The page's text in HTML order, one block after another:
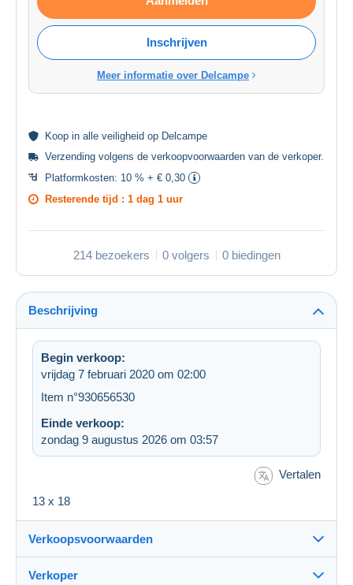
Inschrijven
Meer informatie over Delcampe
Koop in alle veiligheid op Delcampe
Verzending volgens de verkoopvoorwaarden van de verkoper.
Platformkosten: 10 % + € 0,30
Resterende tijd : 1 dag 1 uur
214 bezoekers 0 volgers 0 biedingen
Beschrijving
Begin verkoop:
vrijdag 7 februari 2020 om 02:00
Item n°930656530
Einde verkoop:
zondag 9 augustus 2026 om 03:57
Vertalen
13 x 18
Verkoopsvoorwaarden
Verkoper